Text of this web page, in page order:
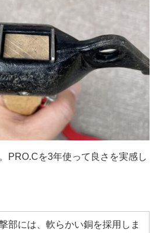
PRO.Cを3年使って良さを実感し
部には、軟らかい銅を採用しま